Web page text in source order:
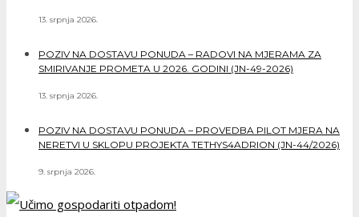
13. srpnja 2026.
POZIV NA DOSTAVU PONUDA – RADOVI NA MJERAMA ZA
SMIRIVANJE PROMETA U 2026. GODINI (JN-49-2026)
13. srpnja 2026.
POZIV NA DOSTAVU PONUDA – PROVEDBA PILOT MJERA NA
NERETVI U SKLOPU PROJEKTA TETHYS4ADRION (JN-44/2026)
9. srpnja 2026.